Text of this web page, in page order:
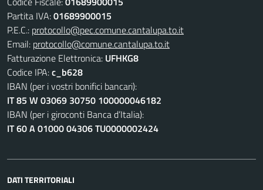
Partita IVA:01689900015
P.E.C.: protocollo@pec.comune.cantalupa.to.it
Email: protocollo@comune.cantalupa.to.it
Fatturazione Elettronica: UFHKG8
Codice IPA:c_b628
IBAN (per i vostri bonifici bancari):
IT 85 W 03069 30750 100000046182
IBAN (per i giroconti Banca d’Italia):
IT 60 A 01000 04306 TU0000002424
DATI TERRITORIALI